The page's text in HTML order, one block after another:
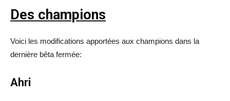
Des champions
Voici les modifications apportées aux champions dans la
dernière bêta fermée:
Ahri